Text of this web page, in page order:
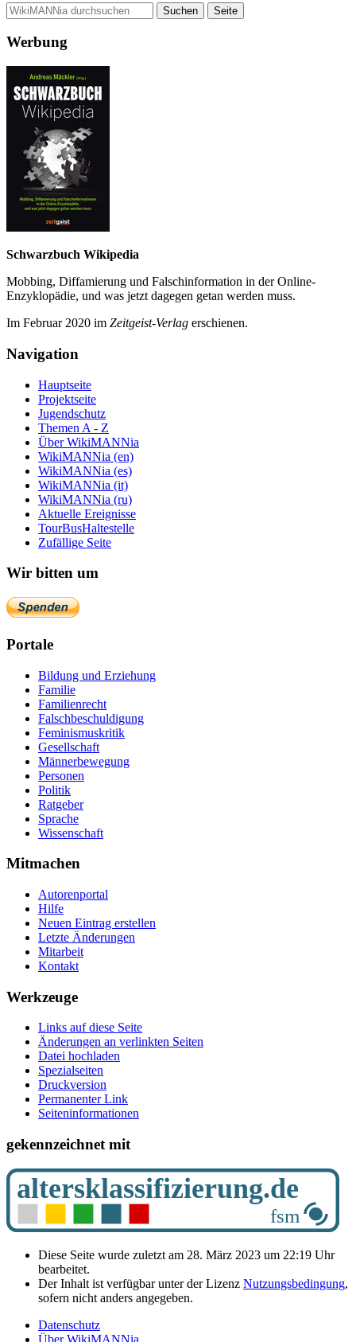
Werbung
Schwarzbuch Wikipedia
Mobbing, Diffamierung und Falsch­information in der Online-
Enzyklo­pädie, und was jetzt da­gegen getan werden muss.
Im Februar 2020 im Zeit­geist-Verlag erschienen.
Navigation
Hauptseite
Projektseite
Jugendschutz
Themen A - Z
Über WikiMANNia
WikiMANNia (en)
WikiMANNia (es)
WikiMANNia (it)
WikiMANNia (ru)
Aktuelle Ereignisse
TourBusHaltestelle
Zufällige Seite
Wir bitten um
Portale
Bildung und Erziehung
Familie
Familienrecht
Falschbeschuldigung
Feminismuskritik
Gesellschaft
Männerbewegung
Personen
Politik
Ratgeber
Sprache
Wissenschaft
Mitmachen
Autorenportal
Hilfe
Neuen Eintrag erstellen
Letzte Änderungen
Mitarbeit
Kontakt
Werkzeuge
Links auf diese Seite
Änderungen an verlinkten Seiten
Datei hochladen
Spezialseiten
Druckversion
Permanenter Link
Seiten­­informationen
gekennzeichnet mit
Diese Seite wurde zuletzt am 28. März 2023 um 22:19 Uhr
bearbeitet.
Der Inhalt ist verfügbar unter der Lizenz Nutzungsbedingung,
sofern nicht anders angegeben.
Datenschutz
Über WikiMANNia